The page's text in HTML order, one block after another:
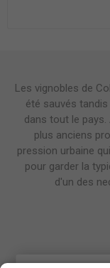
Les vignobles de
été sauvés
dans tout le
plus anciens
pression urbaine
pour garder la
d'un des